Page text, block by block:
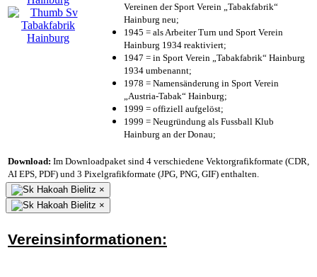
Vereinen der Sport Verein „Tabakfabrik“
Hainburg neu;
1945 = als Arbeiter Turn und Sport Verein
Hainburg 1934 reaktiviert;
1947 = in Sport Verein „Tabakfabrik“ Hainburg
1934 umbenannt;
1978 = Namensänderung in Sport Verein
„Austria-Tabak“ Hainburg;
1999 = offiziell aufgelöst;
1999 = Neugründung als Fussball Klub
Hainburg an der Donau;
Download: Im Downloadpaket sind 4 verschiedene Vektorgrafikformate (CDR,
AI EPS, PDF) und 3 Pixelgrafikformate (JPG, PNG, GIF) enthalten.
×
×
Vereinsinformationen: